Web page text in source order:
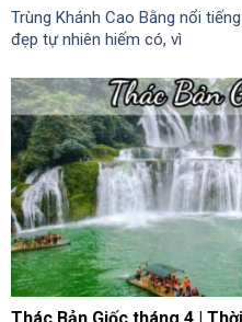
Trùng Khánh Cao Bằng nổi
đẹp tự nhiên hiếm có, vì